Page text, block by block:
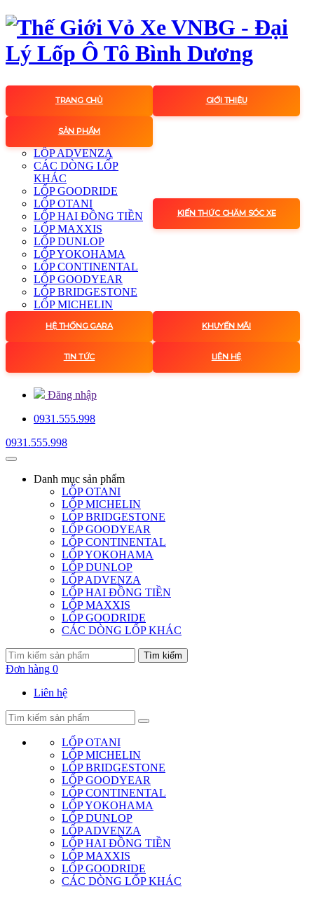
TRANG CHỦ GIỚI THIỆU
SẢN PHẨM
LỐP ADVENZA
CÁC DÒNG LỐP
KHÁC
LỐP GOODRIDE
LỐP OTANI
LỐP HAI ĐỒNG TIỀN
LỐP MAXXIS
LỐP DUNLOP
LỐP YOKOHAMA
LỐP CONTINENTAL
LỐP GOODYEAR
LỐP BRIDGESTONE
LỐP MICHELIN
KIẾN THỨC CHĂM SÓC XE
HỆ THỐNG GARA KHUYẾN MÃI
TIN TỨC LIÊN HỆ
Đăng nhập
0931.555.998
0931.555.998
Danh mục sản phẩm
LỐP OTANI
LỐP MICHELIN
LỐP BRIDGESTONE
LỐP GOODYEAR
LỐP CONTINENTAL
LỐP YOKOHAMA
LỐP DUNLOP
LỐP ADVENZA
LỐP HAI ĐỒNG TIỀN
LỐP MAXXIS
LỐP GOODRIDE
CÁC DÒNG LỐP KHÁC
Tìm kiếm
Đơn hàng 0
Liên hệ
LỐP OTANI
LỐP MICHELIN
LỐP BRIDGESTONE
LỐP GOODYEAR
LỐP CONTINENTAL
LỐP YOKOHAMA
LỐP DUNLOP
LỐP ADVENZA
LỐP HAI ĐỒNG TIỀN
LỐP MAXXIS
LỐP GOODRIDE
CÁC DÒNG LỐP KHÁC